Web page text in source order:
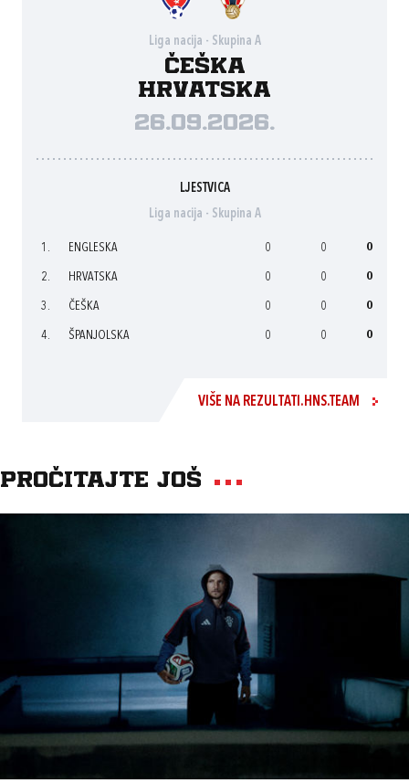
Liga nacija - Skupina A
Češka
Hrvatska
26.09.2026.
LJESTVICA
Liga nacija - Skupina A
1. ENGLESKA 0 0 0
2. HRVATSKA 0 0 0
3. ČEŠKA 0 0 0
4. ŠPANJOLSKA 0 0 0
VIŠE NA REZULTATI.HNS.TEAM
Pročitajte još